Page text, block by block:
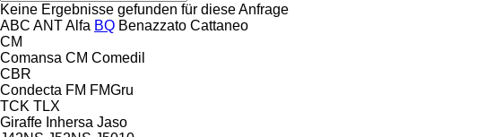
Keine Ergebnisse gefunden für diese Anfrage
ABC ANTAlfa BQ Benazzato Cattaneo
CM
Comansa CM Comedil
CBR
Condecta FM FMGru
TCK TLX
Giraffe Inhersa Jaso